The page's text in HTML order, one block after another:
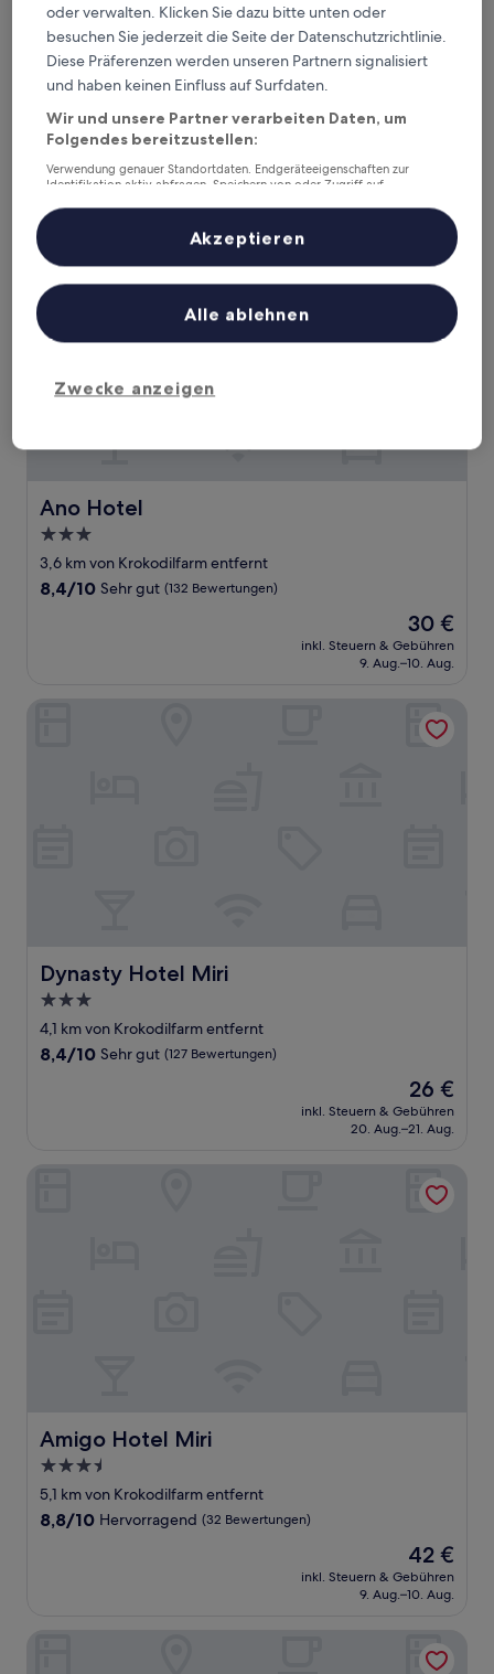
Mercure Miri City Centre
Mercure Miri City Centre
4.0-
Sterne-
Unterkunft
3,8 km von Krokodilfarm entfernt
9.2
von
10,
Wunderbar,
Bewertungen)
9,2/10 Wunderbar (52 Bewertungen)
Preis
64 €
inkl. Steuern & Gebühren
Ano Hotel
Ano Hotel
3.0-
Sterne-
Unterkunft
3,6 km von Krokodilfarm entfernt
8.4
Bewertungen)
8,4/10 Sehr gut (132 Bewertungen)
Der
Preis
beträgt
30 €
inkl. Steuern & Gebühren
9. Aug.–10. Aug.
Ano Hotel
Dynasty Hotel Miri
Dynasty Hotel Miri
3.0-
Sterne-
Unterkunft
4,1 km von Krokodilfarm entfernt
8.4
Bewertungen)
8,4/10 Sehr gut (127 Bewertungen)
Der
Preis
beträgt
26 €
inkl. Steuern & Gebühren
20. Aug.–21. Aug.
Amigo Hotel Miri
Amigo Hotel Miri
3.5-
Sterne-
Unterkunft
5,1 km von Krokodilfarm entfernt
8.8
8,8/10 Hervorragend (32 Bewertungen)
Der
Preis
beträgt
42 €
inkl. Steuern & Gebühren
9. Aug.–10. Aug.
oder verwalten. Klicken Sie dazu bitte unten oder
besuchen Sie jederzeit die Seite der Datenschutzrichtlinie.
Diese Präferenzen werden unseren Partnern signalisiert
und haben keinen Einfluss auf Surfdaten.
Wir und unsere Partner verarbeiten Daten, um
Folgendes bereitzustellen:
Verwendung genauer Standortdaten. Endgeräteeigenschaften zur
Identifikation aktiv abfragen. Speichern von oder Zugriff auf
Inhalte, Messung von Werbeleistung und der Performance von Inhalten,
Zielgruppenforschung sowie Entwicklung und Verbesserung von
Liste der Partner (Lieferanten)
Zwecke anzeigen
Alle ablehnen
Akzeptieren